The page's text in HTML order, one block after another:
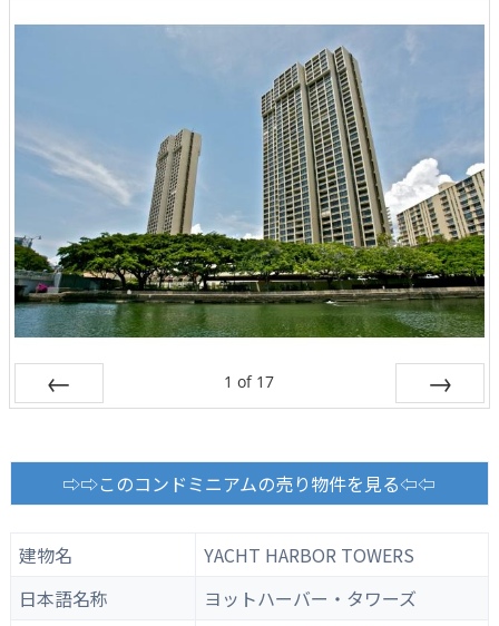
1 of 17
⇨⇨このコンドミニアムの売り物件を見る⇦⇦
建物名
YACHT HARBOR TOWERS
日本語名称
ヨットハーバー・タワーズ